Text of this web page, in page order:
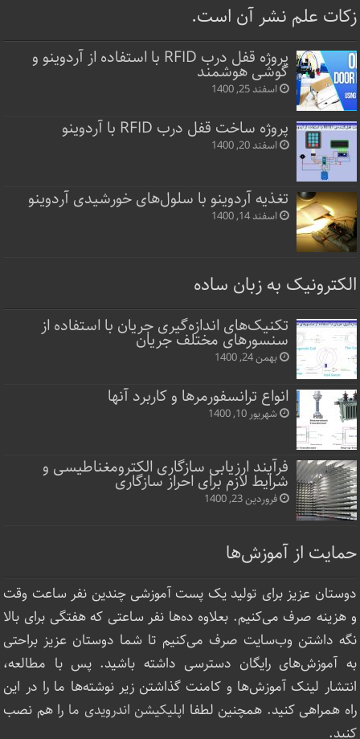
زکات علم نشر آن است.
پروژه قفل‌ درب RFID با استفاده از آردوینو و
گوشی هوشمند
اسفند 25, 1400
پروژه ساخت قفل‌ درب RFID با آردوینو
اسفند 20, 1400
تغذیه آردوینو با سلول‌های خورشیدی آردوینو
اسفند 14, 1400
الکترونیک به زبان ساده
تکنیک‌های اندازه‌گیری جریان با استفاده از
سنسورهای مختلف جریان
بهمن 24, 1400
انواع ترانسفورمرها و کاربرد آنها
شهریور 10, 1400
فرآیند ارزیابی سازگاری الکترومغناطیسی و
شرایط لازم برای احراز سازگاری
فروردین 23, 1400
حمایت از آموزش‌ها
دوستان عزیز برای تولید یک پست آموزشی چندین نفر ساعت‌ وقت
و هزینه صرف می‌کنیم. بعلاوه ده‌ها نفر ساعتی که هفتگی برای بالا
نگه داشتن وب‌سایت صرف ‌می‌کنیم تا شما دوستان عزیز براحتی
به آموزش‌های رایگان دسترسی داشته باشید. پس با مطالعه،
انتشار لینک‌ آموزش‌ها و کامنت گذاشتن زیر نوشته‌‌ها ما را در این
راه همراهی کنید. همچنین لطفا اپلیکیشن اندرویدی ما را هم نصب
کنید.